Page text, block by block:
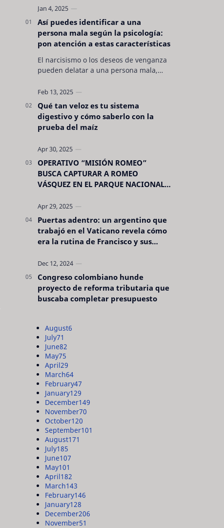
Así puedes identificar a una
persona mala según la psicología:
pon atención a estas características
El narcisismo o los deseos de venganza
pueden delatar a una persona mala,
evidentes. Conocerlas puede pro…
Qué tan veloz es tu sistema
digestivo y cómo saberlo con la
prueba del maíz
OPERATIVO “MISIÓN ROMEO”
BUSCA CAPTURAR A ROMEO
VÁSQUEZ EN EL PARQUE NACIONAL
Puertas adentro: un argentino que
trabajó en el Vaticano revela cómo
era la rutina de Francisco y sus
Congreso colombiano hunde
proyecto de reforma tributaria que
buscaba completar presupuesto
August6
July71
June82
May75
April29
March64
February47
January129
December149
November70
October120
September101
August171
July185
June107
May101
April182
March143
February146
January128
December206
November51